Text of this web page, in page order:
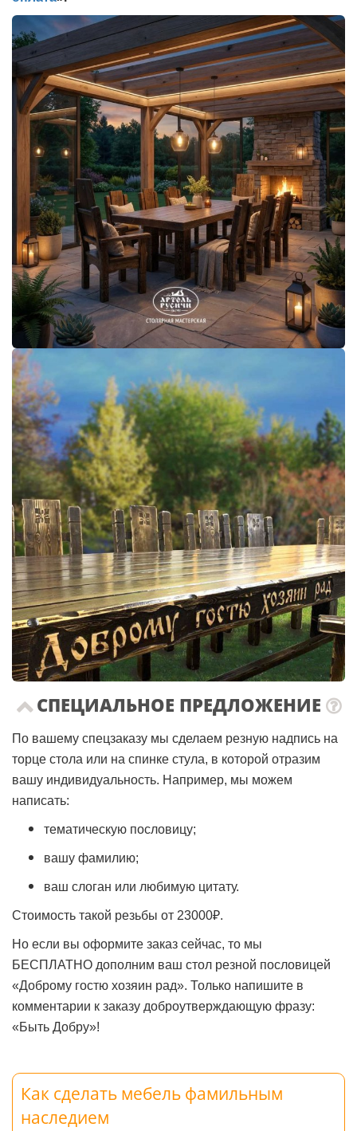
СПЕЦИАЛЬНОЕ ПРЕДЛОЖЕНИЕ
По вашему спецзаказу мы сделаем резную надпись на
торце стола или на спинке стула, в которой отразим
вашу индивидуальность. Например, мы можем
написать:
тематическую пословицу;
вашу фамилию;
ваш слоган или любимую цитату.
Стоимость такой резьбы от 23000₽.
Но если вы оформите заказ сейчас, то мы
БЕСПЛАТНО дополним ваш стол резной пословицей
«Доброму гостю хозяин рад». Только напишите в
комментарии к заказу доброутверждающую фразу:
«Быть Добру»!
Как сделать мебель фамильным
наследием